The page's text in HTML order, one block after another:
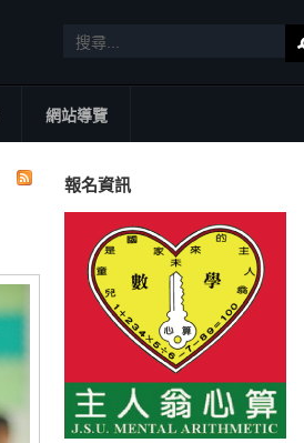
網站導覽
報名資訊